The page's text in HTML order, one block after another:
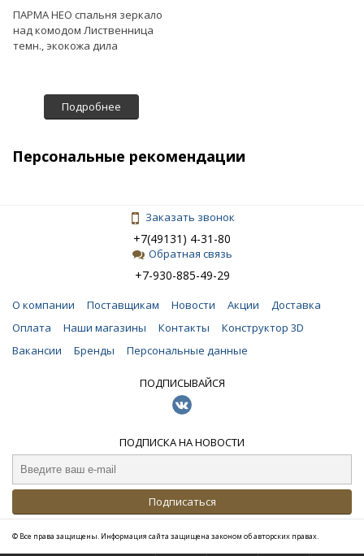
ПАРМА НЕО спальня зеркало
над комодом Лиственница
темн., экокожа дила
Подробнее
Персональные рекомендации
Заказать звонок
+7(49131) 4-31-80
Обратная связь
+7-930-885-49-29
О компании Поставщикам Новости Акции
Доставка
Оплата
Наши магазины Контакты
Конструктор 3D
Вакансии
Бренды Персональные данные
ПОДПИСЫВАЙСЯ
ПОДПИСКА НА НОВОСТИ
Подписаться
© Все права защищены. Информация сайта защищена законом об авторских правах.